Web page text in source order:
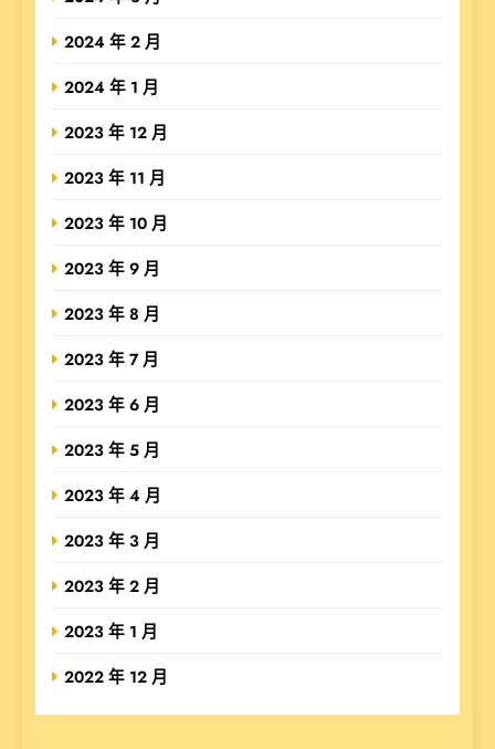
2024 年 2 月
2024 年 1 月
2023 年 12 月
2023 年 11 月
2023 年 10 月
2023 年 9 月
2023 年 8 月
2023 年 7 月
2023 年 6 月
2023 年 5 月
2023 年 4 月
2023 年 3 月
2023 年 2 月
2023 年 1 月
2022 年 12 月